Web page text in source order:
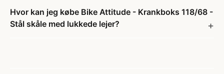
Hvor kan jeg købe Bike Attitude - Krankboks 118/68 -
Stål skåle med lukkede lejer?